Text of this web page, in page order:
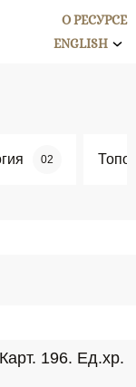
О РЕСУРСЕ
ENGLISH
02
196. Ед.хр.